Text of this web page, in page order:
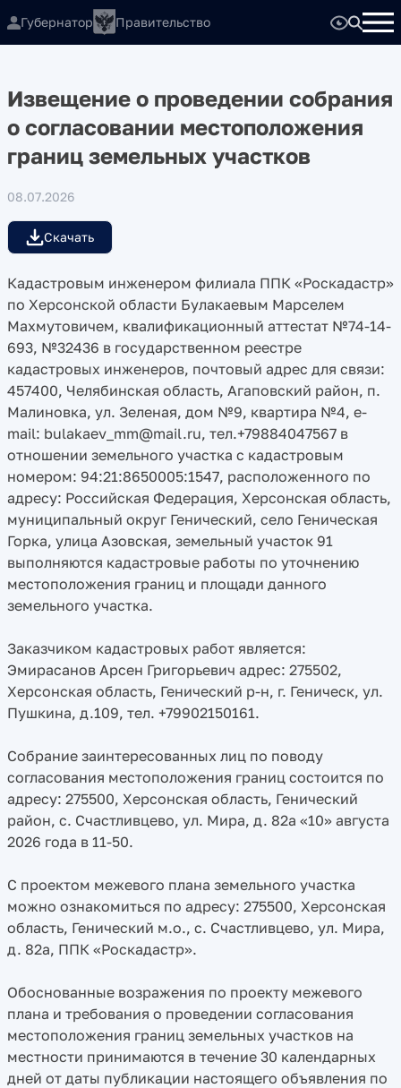
Губернатор Правительство
Извещение о проведении собрания
о согласовании местоположения
границ земельных участков
08.07.2026
Скачать
Кадастровым инженером филиала ППК «Роскадастр»
по Херсонской области Булакаевым Марселем
Махмутовичем, квалификационный аттестат №74-14-
693, №32436 в государственном реестре
кадастровых инженеров, почтовый адрес для связи:
457400, Челябинская область, Агаповский район, п.
Малиновка, ул. Зеленая, дом №9, квартира №4, e-
mail: bulakaev_mm@mail.ru, тел.+79884047567 в
отношении земельного участка с кадастровым
номером: 94:21:8650005:1547, расположенного по
адресу: Российская Федерация, Херсонская область,
муниципальный округ Генический, село Геническая
Горка, улица Азовская, земельный участок 91
выполняются кадастровые работы по уточнению
местоположения границ и площади данного
земельного участка.
Заказчиком кадастровых работ является:
Эмирасанов Арсен Григорьевич адрес: 275502,
Херсонская область, Генический р-н, г. Геническ, ул.
Пушкина, д.109, тел. +79902150161.
Собрание заинтересованных лиц по поводу
согласования местоположения границ состоится по
адресу: 275500, Херсонская область, Генический
район, с. Счастливцево, ул. Мира, д. 82а «10» августа
2026 года в 11-50.
С проектом межевого плана земельного участка
можно ознакомиться по адресу: 275500, Херсонская
область, Генический м.о., с. Счастливцево, ул. Мира,
д. 82а, ППК «Роскадастр».
Обоснованные возражения по проекту межевого
плана и требования о проведении согласования
местоположения границ земельных участков на
местности принимаются в течение 30 календарных
дней от даты публикации настоящего объявления по